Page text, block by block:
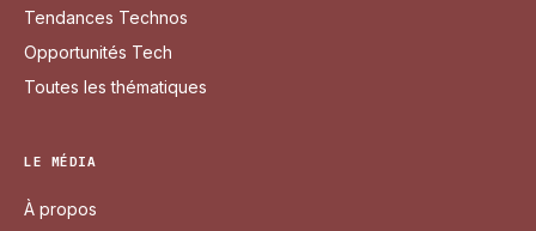
Tendances Technos
Opportunités Tech
Toutes les thématiques
LE MÉDIA
À propos